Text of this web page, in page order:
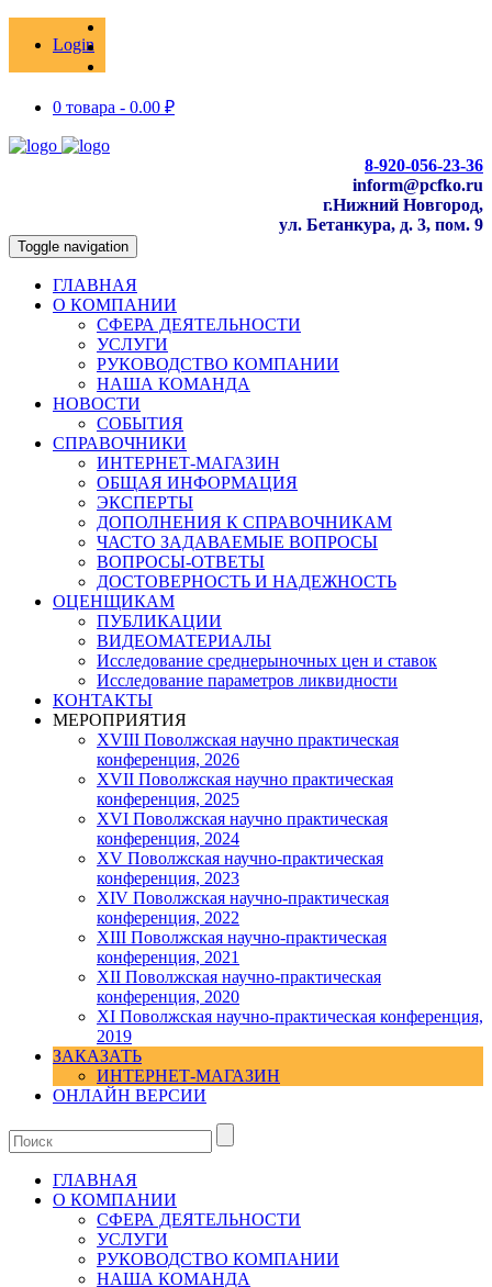
Login
0 товара - 0.00 ₽
8-920-056-23-36
inform@pcfko.ru
г.Нижний Новгород,
ул. Бетанкура, д. 3, пом. 9
Toggle navigation
ГЛАВНАЯ
О КОМПАНИИ
СФЕРА ДЕЯТЕЛЬНОСТИ
УСЛУГИ
РУКОВОДСТВО КОМПАНИИ
НАША КОМАНДА
НОВОСТИ
СОБЫТИЯ
СПРАВОЧНИКИ
ИНТЕРНЕТ-МАГАЗИН
ОБЩАЯ ИНФОРМАЦИЯ
ЭКСПЕРТЫ
ДОПОЛНЕНИЯ К СПРАВОЧНИКАМ
ЧАСТО ЗАДАВАЕМЫЕ ВОПРОСЫ
ВОПРОСЫ-ОТВЕТЫ
ДОСТОВЕРНОСТЬ И НАДЕЖНОСТЬ
ОЦЕНЩИКАМ
ПУБЛИКАЦИИ
ВИДЕОМАТЕРИАЛЫ
Исследование среднерыночных цен и ставок
Исследование параметров ликвидности
КОНТАКТЫ
МЕРОПРИЯТИЯ
XVIII Поволжская научно практическая
конференция, 2026
XVII Поволжская научно практическая
конференция, 2025
XVI Поволжская научно практическая
конференция, 2024
ХV Поволжская научно-практическая
конференция, 2023
ХIV Поволжская научно-практическая
конференция, 2022
ХIII Поволжская научно-практическая
конференция, 2021
ХII Поволжская научно-практическая
конференция, 2020
XI Поволжская научно-практическая конференция,
2019
ЗАКАЗАТЬ
ИНТЕРНЕТ-МАГАЗИН
ОНЛАЙН ВЕРСИИ
ГЛАВНАЯ
О КОМПАНИИ
СФЕРА ДЕЯТЕЛЬНОСТИ
УСЛУГИ
РУКОВОДСТВО КОМПАНИИ
НАША КОМАНДА